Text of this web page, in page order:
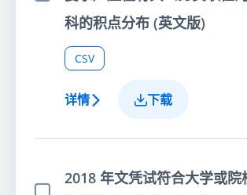
科的积点分布 (英文版)
CSV
详情 下载
2018 年文凭试符合大学或院